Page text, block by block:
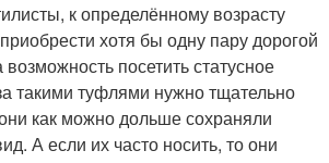
к определённому возрасту
хотя бы одну пару дорогой
посетить статусное
такими туфлями нужно тщательно
как можно дольше сохраняли
А если их часто носить, то они